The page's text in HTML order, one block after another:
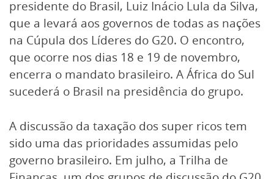
presidente do Brasil, Luiz Inácio Lula da Silva,
que a levará aos governos de todas as nações
na Cúpula dos Líderes do G20. O encontro,
que ocorre nos dias 18 e 19 de novembro,
encerra o mandato brasileiro. A África do Sul
sucederá o Brasil na presidência do grupo.
A discussão da taxação dos super ricos tem
sido uma das prioridades assumidas pelo
governo brasileiro. Em julho, a Trilha de